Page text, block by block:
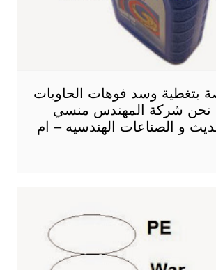
بتغطية وسد فوهات الحاويات
نحن شركة المهندس منسي
و الصناعات الهندسيه – ام